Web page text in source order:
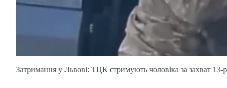
Затримання у Львові: ТЦК стримують чоловіка за захват 13-